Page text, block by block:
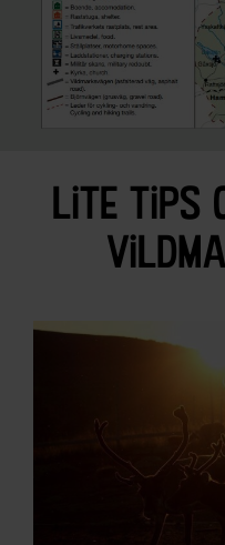
lite tips